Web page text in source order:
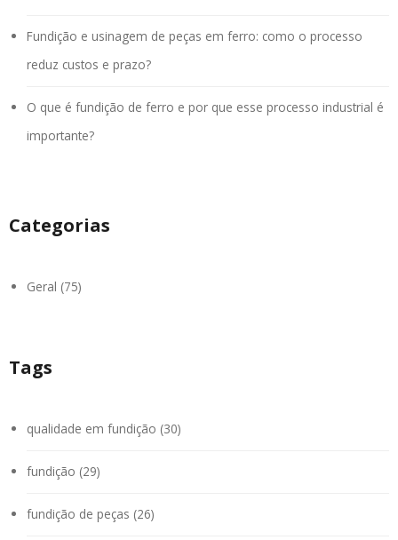
Fundição e usinagem de peças em ferro: como o processo
reduz custos e prazo?
O que é fundição de ferro e por que esse processo industrial é
importante?
Categorias
Geral (75)
Tags
qualidade em fundição (30)
fundição (29)
fundição de peças (26)